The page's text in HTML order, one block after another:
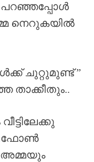
പറഞ്ഞപ്പോൾ
നെറുകയിൽ
ചുറ്റുമുണ്ട് ”
താക്കീതും..